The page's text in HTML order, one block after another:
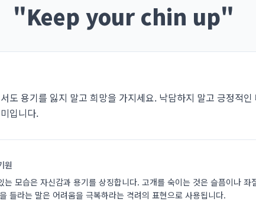
"Keep your chin up"
도 용기를 잃지 말고 희망을 가지세요. 낙담하지 말고 긍정적인
입니다.
원
는 모습은 자신감과 용기를 상징합니다. 고개를 숙이는 것은 슬픔이나 좌
들라는 말은 어려움을 극복하라는 격려의 표현으로 사용됩니다.